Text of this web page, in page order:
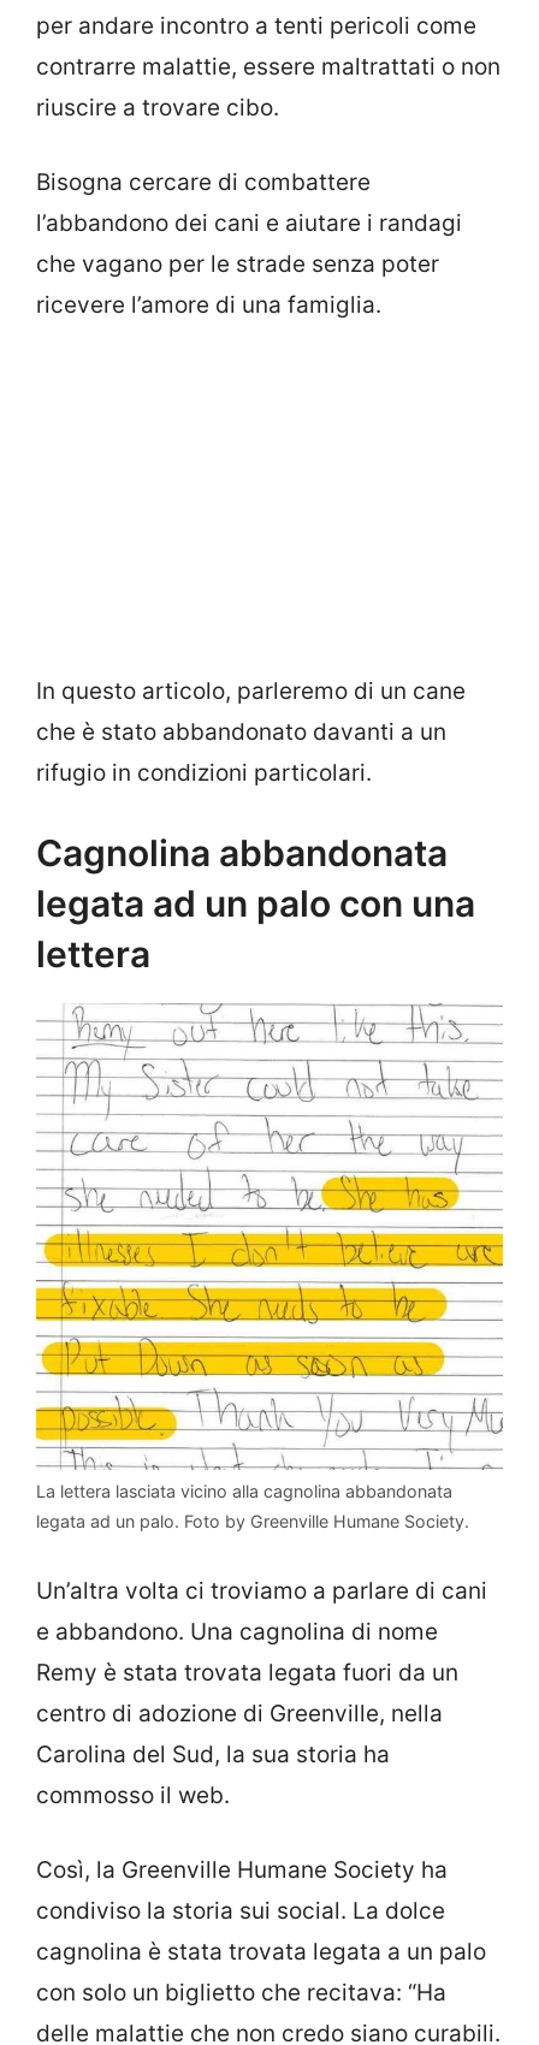
per andare incontro a tenti pericoli come
contrarre malattie, essere maltrattati o non
riuscire a trovare cibo.
Bisogna cercare di combattere
l’abbandono dei cani e aiutare i randagi
che vagano per le strade senza poter
ricevere l’amore di una famiglia.
In questo articolo, parleremo di un cane
che è stato abbandonato davanti a un
rifugio in condizioni particolari.
Cagnolina abbandonata
legata ad un palo con una
lettera
La lettera lasciata vicino alla cagnolina abbandonata
legata ad un palo. Foto by Greenville Humane Society.
Un’altra volta ci troviamo a parlare di cani
e abbandono. Una cagnolina di nome
Remy è stata trovata legata fuori da un
centro di adozione di Greenville, nella
Carolina del Sud, la sua storia ha
commosso il web.
Così, la Greenville Humane Society ha
condiviso la storia sui social. La dolce
cagnolina è stata trovata legata a un palo
con solo un biglietto che recitava: “Ha
delle malattie che non credo siano curabili.